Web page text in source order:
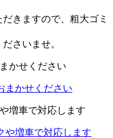
きますので、粗大ゴミ
さいませ。
かせください
増車で対応します